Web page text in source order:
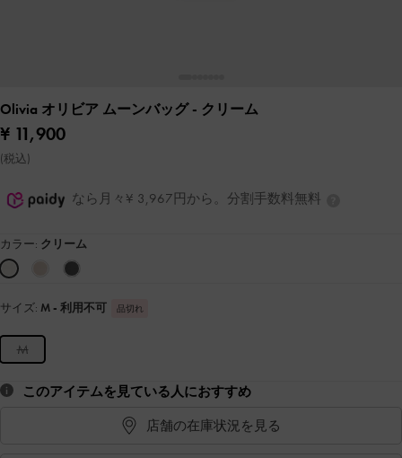
Olivia オリビア ムーンバッグ- クリーム
¥ 11,900
(税込)
なら月々¥ 3,967円から。分割手数料無料
カラー: クリーム
サイズ: M - 利用不可 品切れ
M
このアイテムを見ている人におすすめ
店舗の在庫状況を見る